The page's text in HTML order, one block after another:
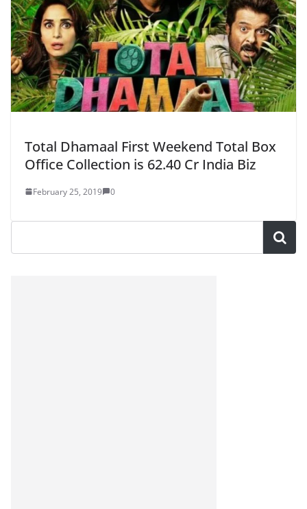
Total Dhamaal First Weekend Total Box
Office Collection is 62.40 Cr India Biz
February 25, 2019 0